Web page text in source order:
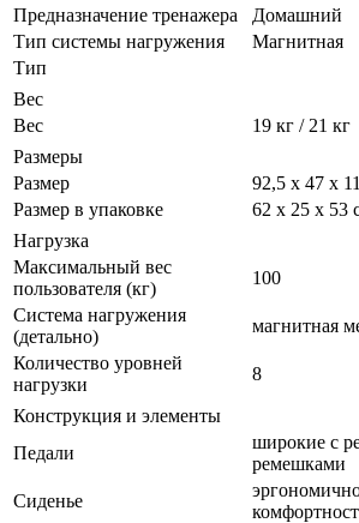
Предназначение тренажера
Домашний
Тип системы нагружения
Магнитная
Тип
Вес
Вес
19 кг / 21 кг
Размеры
Размер
92,5 х 47 х
Размер в упаковке
62 х 25 х 53
Нагрузка
Максимальный вес
пользователя (кг)
100
Система нагружения
(детально)
магнитная
Количество уровней
нагрузки
8
Конструкция и элементы
Педали
широкие с
ремешками
Сиденье